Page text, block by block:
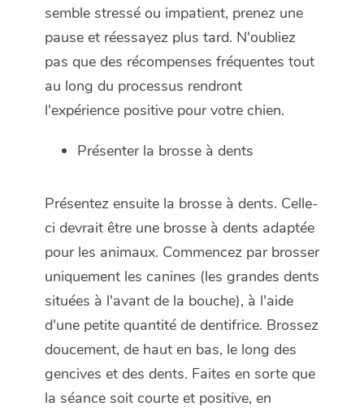
semble stressé ou impatient, prenez une
pause et réessayez plus tard. N'oubliez
pas que des récompenses fréquentes tout
au long du processus rendront
l'expérience positive pour votre chien.
Présenter la brosse à dents
Présentez ensuite la brosse à dents. Celle-
ci devrait être une brosse à dents adaptée
pour les animaux. Commencez par brosser
uniquement les canines (les grandes dents
situées à l'avant de la bouche), à l'aide
d'une petite quantité de dentifrice. Brossez
doucement, de haut en bas, le long des
gencives et des dents. Faites en sorte que
la séance soit courte et positive, en